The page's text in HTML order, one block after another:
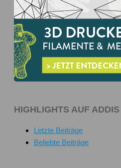
HIGHLIGHTS AUF
Letzte Beiträge
Beliebte Beiträge